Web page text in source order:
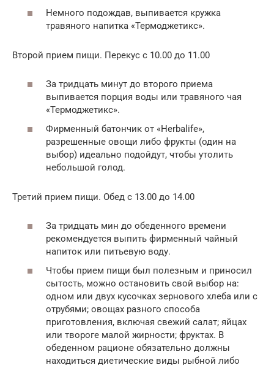
Немного подождав, выпивается кружка
травяного напитка «Термоджетикс».
Второй прием пищи. Перекус с 10.00 до 11.00
За тридцать минут до второго приема
выпивается порция воды или травяного чая
«Термоджетикс».
Фирменный батончик от «Herbalife»,
разрешенные овощи либо фрукты (один на
выбор) идеально подойдут, чтобы утолить
небольшой голод.
Третий прием пищи. Обед с 13.00 до 14.00
За тридцать мин до обеденного времени
рекомендуется выпить фирменный чайный
напиток или питьевую воду.
Чтобы прием пищи был полезным и приносил
сытость, можно остановить свой выбор на:
одном или двух кусочках зернового хлеба или с
отрубями; овощах разного способа
приготовления, включая свежий салат; яйцах
или твороге малой жирности; фруктах. В
обеденном рационе обязательно должны
находиться диетические виды рыбной либо